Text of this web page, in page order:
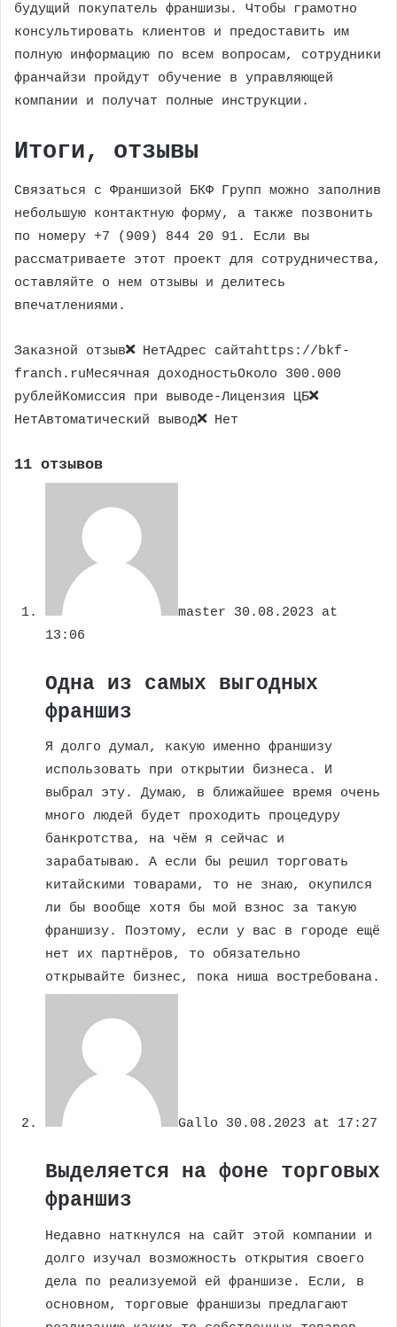
будущий покупатель франшизы. Чтобы грамотно
консультировать клиентов и предоставить им
полную информацию по всем вопросам, сотрудники
франчайзи пройдут обучение в управляющей
компании и получат полные инструкции.
Итоги, отзывы
Связаться с Франшизой БКФ Групп можно заполнив
небольшую контактную форму, а также позвонить
по номеру +7 (909) 844 20 91. Если вы
рассматриваете этот проект для сотрудничества,
оставляйте о нем отзывы и делитесь
впечатлениями.
Заказной отзыв
НетАдрес сайтаhttps://bkf-
franch.ruМесячная доходностьОколо 300.000
рублейКомиссия при выводе-Лицензия ЦБ
НетАвтоматический вывод Нет
11 отзывов
master 30.08.2023 at
13:06
Одна из самых выгодных
франшиз
Я долго думал, какую именно франшизу
использовать при открытии бизнеса. И
выбрал эту. Думаю, в ближайшее время очень
много людей будет проходить процедуру
банкротства, на чём я сейчас и
зарабатываю. А если бы решил торговать
китайскими товарами, то не знаю, окупился
ли бы вообще хотя бы мой взнос за такую
франшизу. Поэтому, если у вас в городе ещё
нет их партнёров, то обязательно
открывайте бизнес, пока ниша востребована.
Gallo 30.08.2023 at 17:27
Выделяется на фоне торговых
франшиз
Недавно наткнулся на сайт этой компании и
долго изучал возможность открытия своего
дела по реализуемой ей франшизе. Если, в
основном, торговые франшизы предлагают